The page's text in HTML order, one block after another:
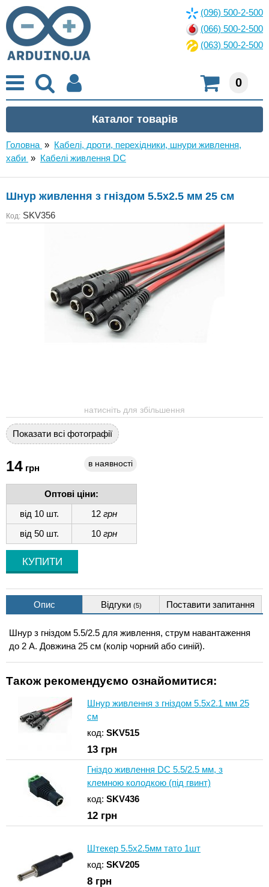
(096) 500-2-500
(066) 500-2-500
(063) 500-2-500
0
Головна » Кабелі, дроти, перехідники, шнури живлення,
хаби » Кабелі живлення DC
Шнур живлення з гніздом 5.5x2.5 мм 25 см
Код: SKV356
натисніть для збільшення
Показати всі фотографії
14 грн в наявності
Оптові ціни:
від 10 шт.
12 грн
від 50 шт.
10 грн
Опис Відгуки (5) Поставити запитання
Шнур з гніздом 5.5/2.5 для живлення, струм навантаження
до 2 А. Довжина 25 см (колір чорний або синій).
Також рекомендуємо ознайомитися:
Шнур живлення з гніздом 5.5x2.1 мм 25
см
код: SKV515
13 грн
Гніздо живлення DC 5.5/2.5 мм, з
клемною колодкою (під гвинт)
код: SKV436
12 грн
Штекер 5.5x2.5мм тато 1шт
код: SKV205
8 грн